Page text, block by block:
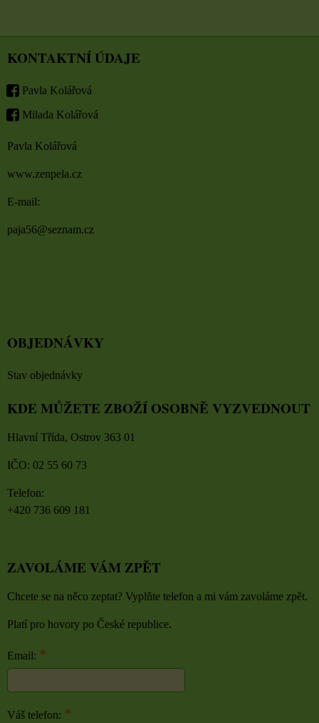
KONTAKTNÍ ÚDAJE
Pavla Kolářová
Milada Kolářová
Pavla Kolářová
www.zenpela.cz
E-mail:
paja56@seznam.cz
OBJEDNÁVKY
Stav objednávky
KDE MŮŽETE ZBOŽÍ OSOBNĚ VYZVEDNOUT
Hlavní Třída, Ostrov 363 01
IČO: 02 55 60 73
Telefon:
+420 736 609 181
ZAVOLÁME VÁM ZPĚT
Chcete se na něco zeptat? Vyplňte telefon a mi vám zavoláme zpět.
Platí pro hovory po České republice.
Email: *
Váš telefon: *